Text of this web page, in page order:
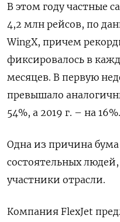
В этом году частные
4,2 млн рейсов, по
WingX, причем
фиксировалось в
месяцев. В первую
превышало
54%, а 2019 г. – на 16%.
Одна из причина
состоятельных
участники отрасли.
Компания FlexJet